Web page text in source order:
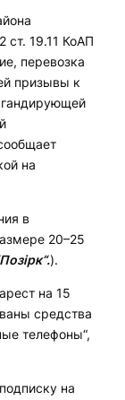
ст. 19.11 КоАП
перевозка
призывы к
на
в
20–25
).
на 15
средства
телефоны“,
на